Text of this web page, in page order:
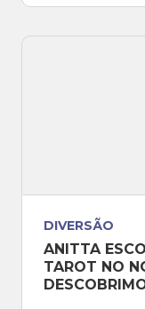
DIVERSÃO
ANITTA
TAROT NO